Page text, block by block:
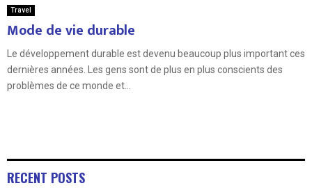
Travel
Mode de vie durable
Le développement durable est devenu beaucoup plus important ces
dernières années. Les gens sont de plus en plus conscients des
problèmes de ce monde et...
RECENT POSTS